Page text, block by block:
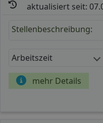
aktualisiert seit:
Stellenbeschreibung:
Arbeitszeit
mehr Details